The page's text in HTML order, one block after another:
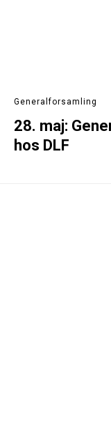
Generalforsamling
28. maj:
hos DLF